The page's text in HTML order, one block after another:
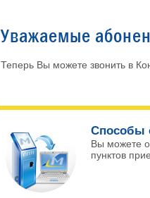
Уважаемые
Теперь Вы можете звонить в
Способы
Вы можете
пунктов
Prev